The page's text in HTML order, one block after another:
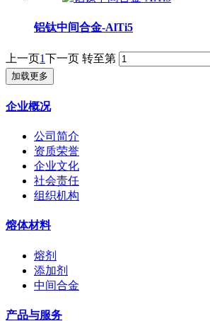
铝钛中间合金-AlTi5
上一页1下一页 转至第
加载更多
企业概况
公司简介
资质荣誉
企业文化
社会责任
组织机构
熔体材料
熔剂
添加剂
中间合金
产品与服务